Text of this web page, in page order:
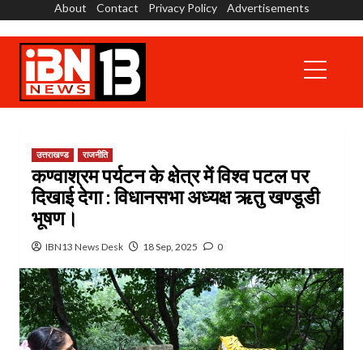
content
About Contact Privacy Policy Advertisements
Menu
उत्तराखण्ड राजनीति
कण्वाश्रम पर्यटन के क्षेत्र में विश्व पटल पर
दिखाई देगा : विधानसभा अध्यक्ष ऋतु खण्डूडी
भूषण।
IBN13 News Desk 18 Sep, 2025 0